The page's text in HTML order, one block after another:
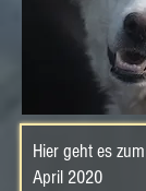
Hier geht es zum
April 2020